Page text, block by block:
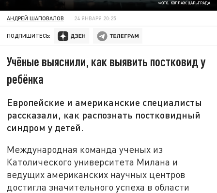
ФОТО: КОЛЛАЖ ЦАРЬГРАДА
АНДРЕЙ ШАПОВАЛОВ 24 ЯНВАРЯ 20:25
ПОДПИШИТЕСЬ:
Учёные выяснили, как выявить постковид у
ребёнка
Европейские и американские специалисты
рассказали, как распознать постковидный
синдром у детей.
Международная команда ученых из
Католического университета Милана и
ведущих американских научных центров
достигла значительного успеха в области